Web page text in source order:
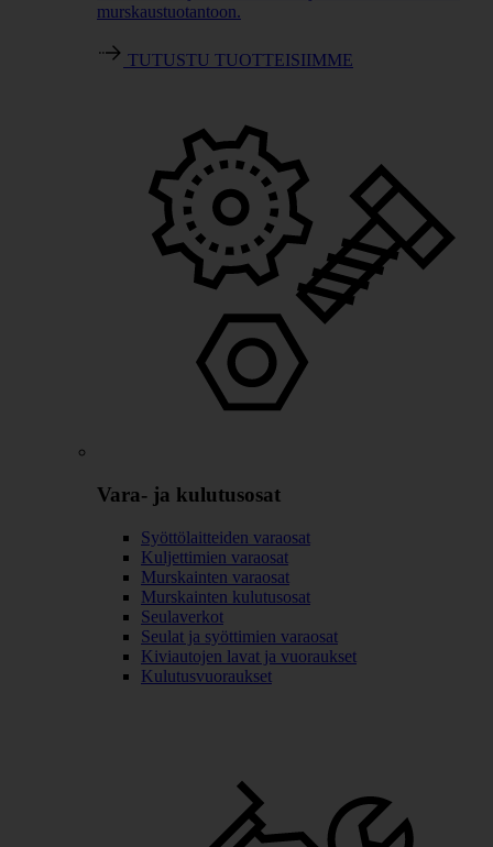
murskaustuotantoon.
TUTUSTU TUOTTEISIIMME
Vara- ja kulutusosat
Syöttölaitteiden varaosat
Kuljettimien varaosat
Murskainten varaosat
Murskainten kulutusosat
Seulaverkot
Seulat ja syöttimien varaosat
Kiviautojen lavat ja vuoraukset
Kulutusvuoraukset